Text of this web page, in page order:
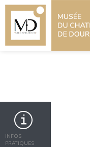
INFOS
PRATIQUES